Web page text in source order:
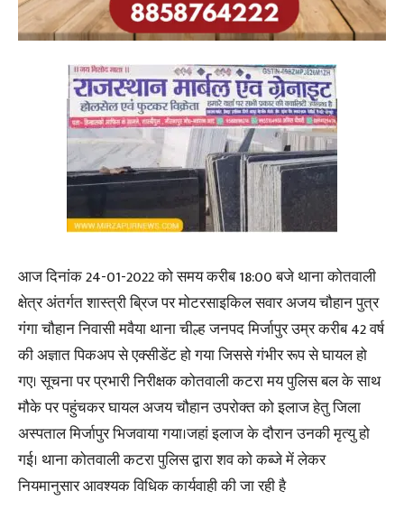
आज दिनांक 24-01-2022 को समय करीब 18:00 बजे थाना कोतवाली
क्षेत्र अंतर्गत शास्त्री ब्रिज पर मोटरसाइकिल सवार अजय चौहान पुत्र
गंगा चौहान निवासी मवैया थाना चील्ह जनपद मिर्जापुर उम्र करीब 42 वर्ष
की अज्ञात पिकअप से एक्सीडेंट हो गया जिससे गंभीर रूप से घायल हो
गए। सूचना पर प्रभारी निरीक्षक कोतवाली कटरा मय पुलिस बल के साथ
मौके पर पहुंचकर घायल अजय चौहान उपरोक्त को इलाज हेतु जिला
अस्पताल मिर्जापुर भिजवाया गया।जहां इलाज के दौरान उनकी मृत्यु हो
गई। थाना कोतवाली कटरा पुलिस द्वारा शव को कब्जे में लेकर
नियमानुसार आवश्यक विधिक कार्यवाही की जा रही है